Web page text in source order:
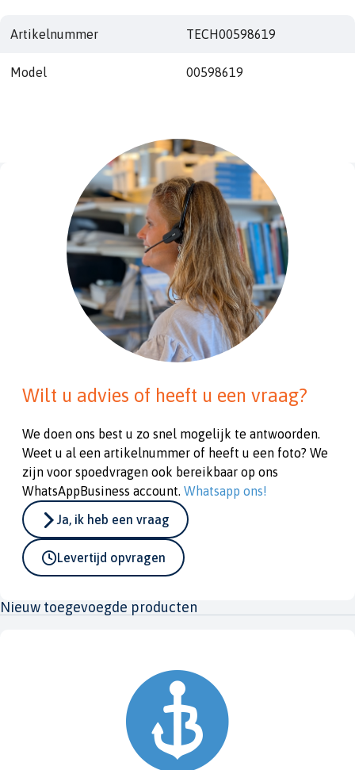
Artikelnummer TECH00598619
Model 00598619
Wilt u advies of heeft u een vraag?
We doen ons best u zo snel mogelijk te antwoorden.
Weet u al een artikelnummer of heeft u een foto? We
zijn voor spoedvragen ook bereikbaar op ons
WhatsAppBusiness account. Whatsapp ons!
Ja, ik heb een vraag
Levertijd opvragen
Nieuw toegevoegde producten